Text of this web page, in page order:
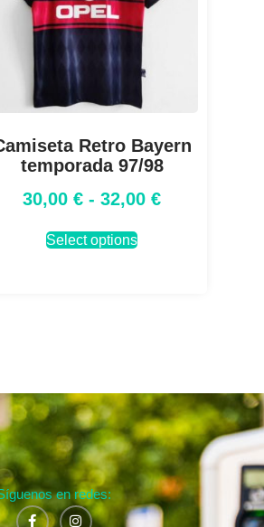
Retro Bayern
temporada 97/98
30,00 € - 32,00 €
Select options
en redes: